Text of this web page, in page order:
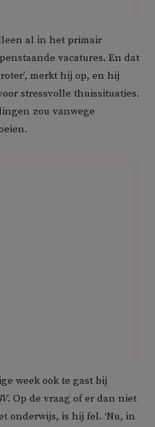
al in het primair
vacatures. En dat
merkt hij op, en hij
stressvolle thuissituaties.
zou vanwege
week ook te gast bij
. Op de vraag of er dan niet
onderwijs, is hij fel. ‘Nu, in